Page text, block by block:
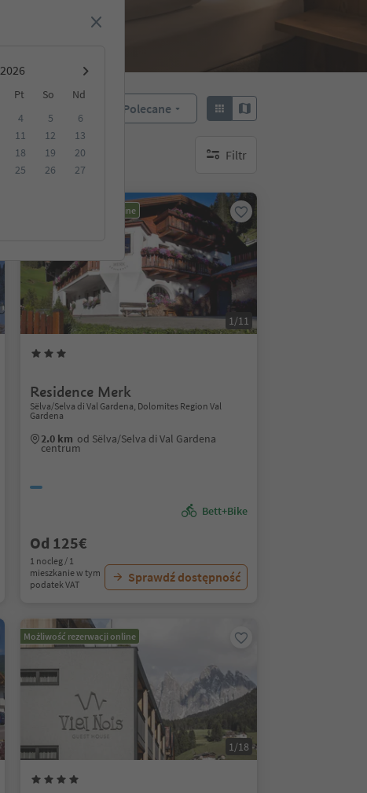
Pt So
Nd
4 5
6
11 12
13
18 19
20
25 26
27
Polecane
Filtr
brak aktywnych filtrów
Możliwość rezerwacji online
1/11
Residence Merk
Sëlva/Selva di Val Gardena, Dolomites Region Val
Gardena
2.0 km od Sëlva/Selva di Val Gardena
centrum
Bett+Bike
Od 125€
1 nocleg / 1
mieszkanie w tym
podatek VAT
Sprawdź dostępność
Możliwość rezerwacji online
1/18